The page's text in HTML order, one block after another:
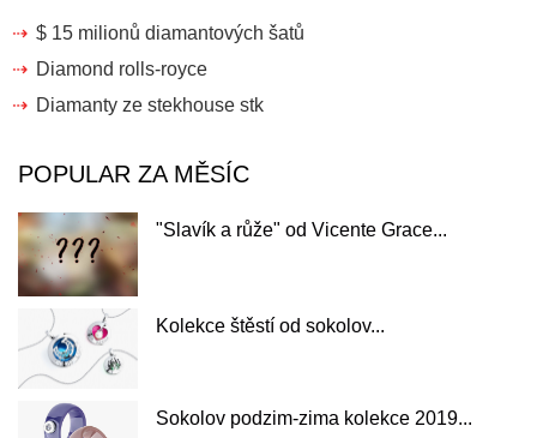
$ 15 milionů diamantových šatů
Diamond rolls-royce
Diamanty ze stekhouse stk
POPULAR ZA MĚSÍC
"Slavík a růže" od Vicente Grace...
Kolekce štěstí od sokolov...
Sokolov podzim-zima kolekce 2019...